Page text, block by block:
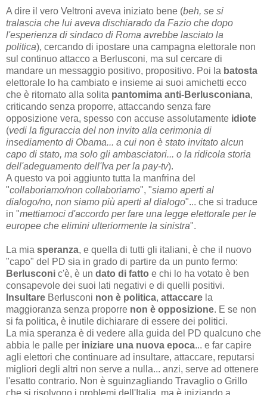
A dire il vero Veltroni aveva iniziato bene (beh, se si
tralascia che lui aveva dischiarado da Fazio che dopo
l'esperienza di sindaco di Roma avrebbe lasciato la
politica), cercando di ipostare una campagna elettorale non
sul continuo attacco a Berlusconi, ma sul cercare di
mandare un messaggio positivo, propositivo. Poi la batosta
elettorale lo ha cambiato e insieme ai suoi amichetti ecco
che è ritornato alla solita pantomima anti-Berlusconiana,
criticando senza proporre, attaccando senza fare
opposizione vera, spesso con accuse assolutamente idiote
(vedi la figuraccia del non invito alla cerimonia di
insediamento di Obama... a cui non è stato invitato alcun
capo di stato, ma solo gli ambasciatori... o la ridicola storia
dell'adeguamento dell'Iva per la pay-tv).
A questo va poi aggiunto tutta la manfrina del
"collaboriamo/non collaboriamo", "siamo aperti al
dialogo/no, non siamo più aperti al dialogo"... che si traduce
in "mettiamoci d'accordo per fare una legge elettorale per le
europee che elimini ulteriormente la sinistra".
La mia speranza, e quella di tutti gli italiani, è che il nuovo
"capo" del PD sia in grado di partire da un punto fermo:
Berlusconi c'è, è un dato di fatto e chi lo ha votato è ben
consapevole dei suoi lati negativi e di quelli positivi.
Insultare Berlusconi non è politica, attaccare la
maggioranza senza proporre non è opposizione. E se non
si fa politica, è inutile dichiarare di essere dei politici.
La mia speranza è di vedere alla guida del PD qualcuno che
abbia le palle per iniziare una nuova epoca... e far capire
agli elettori che continuare ad insultare, attaccare, reputarsi
migliori degli altri non serve a nulla... anzi, serve ad ottenere
l'esatto contrario. Non è sguinzagliando Travaglio o Grillo
che si risolvono i problemi dell'Italia, ma è iniziando a